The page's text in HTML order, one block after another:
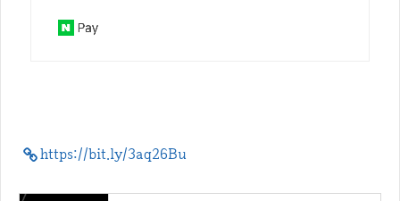
https://bit.ly/3aq26Bu